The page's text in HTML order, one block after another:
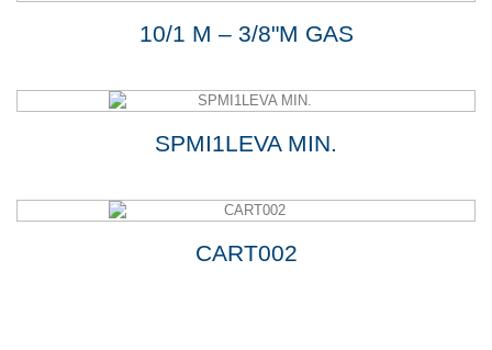
10/1 M – 3/8"M GAS
SPMI1LEVA MIN.
CART002